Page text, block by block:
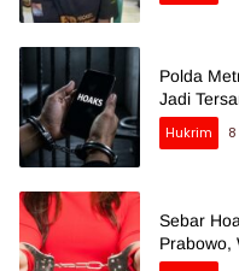
Polda
Jadi
Hukrim
Sebar
Prabowo,